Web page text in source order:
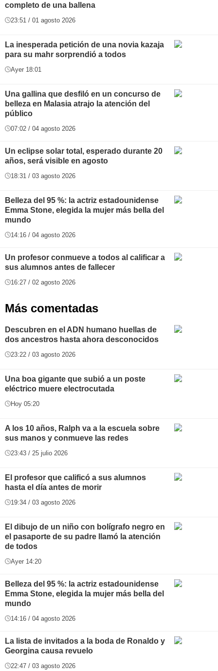
completo de una ballena
23:51 / 01 agosto 2026
La inesperada petición de una novia kazaja
para su mahr sorprendió a todos
Ayer 18:01
Una gallina que desfiló en un concurso de
belleza en Malasia atrajo la atención del
público
07:02 / 04 agosto 2026
Un eclipse solar total, esperado durante 20
años, será visible en agosto
18:31 / 03 agosto 2026
Belleza del 95 %: la actriz estadounidense
Emma Stone, elegida la mujer más bella del
mundo
14:16 / 04 agosto 2026
Un profesor conmueve a todos al calificar a
sus alumnos antes de fallecer
16:27 / 02 agosto 2026
Más comentadas
Descubren en el ADN humano huellas de
dos ancestros hasta ahora desconocidos
23:22 / 03 agosto 2026
Una boa gigante que subió a un poste
eléctrico muere electrocutada
Hoy 05:20
A los 10 años, Ralph va a la escuela sobre
sus manos y conmueve las redes
23:43 / 25 julio 2026
El profesor que calificó a sus alumnos
hasta el día antes de morir
19:34 / 03 agosto 2026
El dibujo de un niño con bolígrafo negro en
el pasaporte de su padre llamó la atención
de todos
Ayer 14:20
Belleza del 95 %: la actriz estadounidense
Emma Stone, elegida la mujer más bella del
mundo
14:16 / 04 agosto 2026
La lista de invitados a la boda de Ronaldo y
Georgina causa revuelo
22:47 / 03 agosto 2026